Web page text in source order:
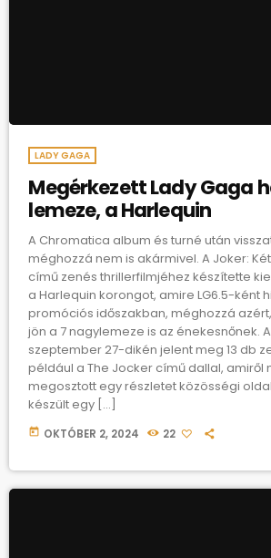
LADY GAGA
Megérkezett Lady Gaga
lemeze, a Harlequin
A Chromatica album és turné után
méghozzá nem is akármivel. A Joker:
című zenés thrillerfilmjéhez készítette
a Harlequin korongot, amire LG6.5-ként
promóciós időszakban, méghozzá
jön a 7 nagylemeze is az énekesnőnek.
szeptember 27-dikén jelent meg 13 db
például a The Jocker című dallal, amiről
megosztott egy részletet közösségi
készült egy […]
today OKTÓBER 2, 2024 22